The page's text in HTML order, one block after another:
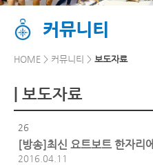
커뮤니티
HOME > 커뮤니티 > 보도자료
| 보도자료
26
[방송]최신 요트보트 한자리에
2016.04.11